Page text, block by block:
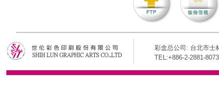
彩盒总公司: 台北市士
TEL:+886-2-2881-